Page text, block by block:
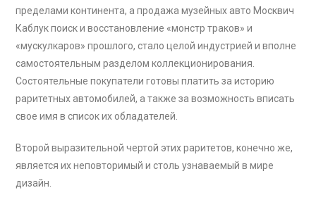
пределами континента, а продажа музейных авто Москвич
Каблук поиск и восстановление «монстр траков» и
«мускулкаров» прошлого, стало целой индустрией и вполне
самостоятельным разделом коллекционирования.
Состоятельные покупатели готовы платить за историю
раритетных автомобилей, а также за возможность вписать
свое имя в список их обладателей.
Второй выразительной чертой этих раритетов, конечно же,
является их неповторимый и столь узнаваемый в мире
дизайн.